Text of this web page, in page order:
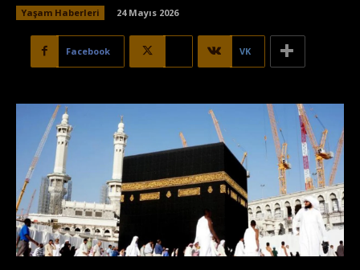
Yaşam Haberleri 24 Mayıs 2026
Facebook VK